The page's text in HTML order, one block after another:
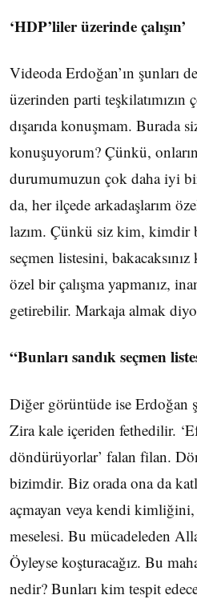
‘HDP’liler üzerinde çalışın’
Videoda Erdoğan’ın şunları
üzerinden parti teşkilatımızın
dışarıda konuşmam. Burada
konuşuyorum? Çünkü,
durumumuzun çok daha iyi
da, her ilçede arkadaşlarım
lazım. Çünkü siz kim, kimdir
seçmen listesini,
özel bir çalışma yapmanız,
getirebilir. Markaja almak
“Bunları sandık seçmen
Diğer görüntüde ise Erdoğan
Zira kale içeriden fethedilir.
döndürüyorlar’ falan filan.
bizimdir. Biz orada ona da
açmayan veya kendi
meselesi. Bu mücadeleden
Öyleyse koşturacağız. Bu
nedir? Bunları kim tespit